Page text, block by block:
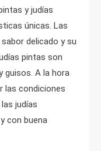
y judías
únicas. Las
delicado y su
pintas son
guisos. A la hora
las condiciones
judías
con buena